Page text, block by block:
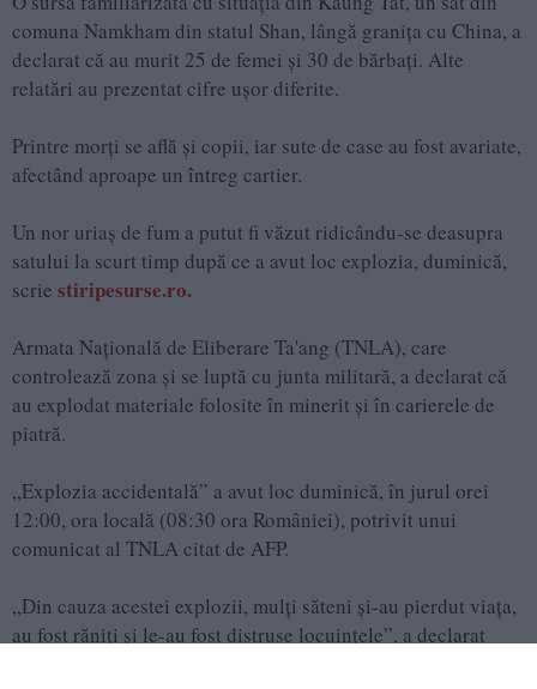
comuna Namkham din statul Shan, lângă graniţa cu China, a
declarat că au murit 25 de femei şi 30 de bărbaţi. Alte
relatări au prezentat cifre uşor diferite.
Printre morţi se află şi copii, iar sute de case au fost avariate,
afectând aproape un întreg cartier.
Un nor uriaş de fum a putut fi văzut ridicându-se deasupra
satului la scurt timp după ce a avut loc explozia, duminică,
scrie stiripesurse.ro.
Armata Naţională de Eliberare Ta'ang (TNLA), care
controlează zona şi se luptă cu junta militară, a declarat că
au explodat materiale folosite în minerit şi în carierele de
piatră.
„Explozia accidentală” a avut loc duminică, în jurul orei
12:00, ora locală (08:30 ora României), potrivit unui
comunicat al TNLA citat de AFP.
„Din cauza acestei explozii, mulţi săteni şi-au pierdut viaţa,
au fost răniţi şi le-au fost distruse locuinţele”, a declarat